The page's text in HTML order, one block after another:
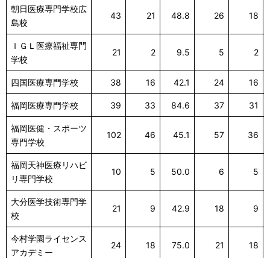
朝日医療専門学校広
島校
43 21 48.8 26 18
ＩＧＬ医療福祉専門
学校
21 2 9.5 5 2
四国医療専門学校 38 16 42.1 24 16
福岡医療専門学校 39 33 84.6 37 31
福岡医健・スポーツ
専門学校
102 46 45.1 57 36
福岡天神医療リハビ
リ専門学校
10 5 50.0 6 5
大分医学技術専門学
校
21 9 42.9 18 9
今村学園ライセンス
アカデミー
24 18 75.0 21 18